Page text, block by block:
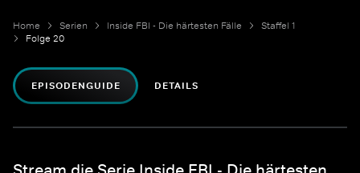
Home Serien Inside FBI - Die härtesten Fälle
Staffel 1
Folge 20
EPISODENGUIDE DETAILS